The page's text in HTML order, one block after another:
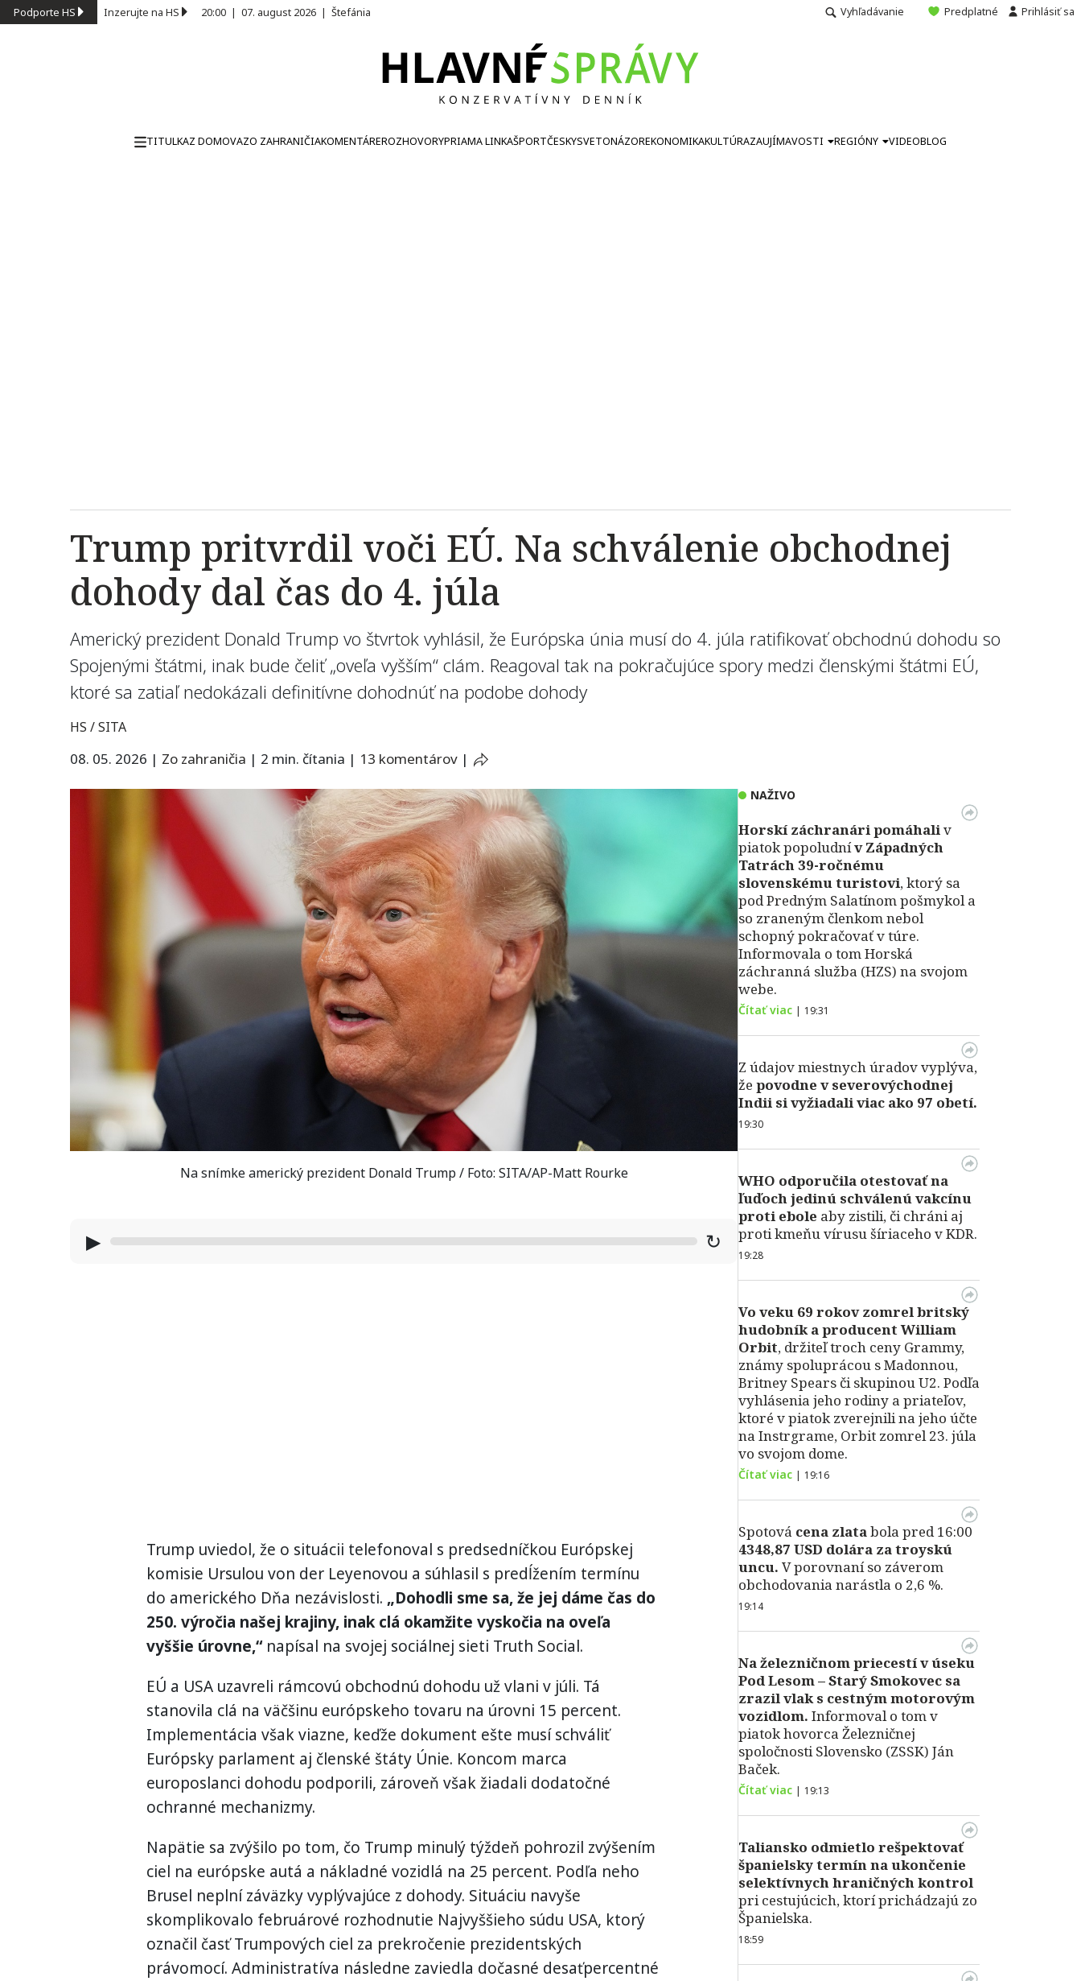
Podporte HS Inzerujte na HS 20:00 | 07. august 2026 | Štefánia Vyhľadávanie Predplatné Prihlásiť sa
TITULKAZ DOMOVAZO ZAHRANIČIAKOMENTÁREROZHOVORYPRIAMA LINKAŠPORTČESKYSVETONÁZOREKONOMIKAKULTÚRAZAUJÍMAVOSTI REGIÓNY VIDEOBLOG
Trump pritvrdil voči EÚ. Na schválenie obchodnej
dohody dal čas do 4. júla
Americký prezident Donald Trump vo štvrtok vyhlásil, že Európska únia musí do 4. júla ratifikovať obchodnú dohodu so
Spojenými štátmi, inak bude čeliť „oveľa vyšším“ clám. Reagoval tak na pokračujúce spory medzi členskými štátmi EÚ,
ktoré sa zatiaľ nedokázali definitívne dohodnúť na podobe dohody
HS / SITA
08. 05. 2026 | Zo zahraničia | 2 min. čítania | 13 komentárov |
Na snímke americký prezident Donald Trump / Foto: SITA/AP-Matt Rourke
▶ ↻
Trump uviedol, že o situácii telefonoval s predsedníčkou Európskej
komisie Ursulou von der Leyenovou a súhlasil s predĺžením termínu
do amerického Dňa nezávislosti. „Dohodli sme sa, že jej dáme čas do
250. výročia našej krajiny, inak clá okamžite vyskočia na oveľa
vyššie úrovne,“napísal na svojej sociálnej sieti Truth Social.
EÚ a USA uzavreli rámcovú obchodnú dohodu už vlani v júli. Tá
stanovila clá na väčšinu európskeho tovaru na úrovni 15 percent.
Implementácia však viazne, keďže dokument ešte musí schváliť
Európsky parlament aj členské štáty Únie. Koncom marca
europoslanci dohodu podporili, zároveň však žiadali dodatočné
ochranné mechanizmy.
Napätie sa zvýšilo po tom, čo Trump minulý týždeň pohrozil zvýšením
ciel na európske autá a nákladné vozidlá na 25 percent. Podľa neho
Brusel neplní záväzky vyplývajúce z dohody. Situáciu navyše
skomplikovalo februárové rozhodnutie Najvyššieho súdu USA, ktorý
označil časť Trumpových ciel za prekročenie prezidentských
právomocí. Administratíva následne zaviedla dočasné desaťpercentné
NAŽIVO
Horskí záchranári pomáhaliv
piatok popoludnív Západných
Tatrách 39-ročnému
slovenskému turistovi, ktorý sa
pod Predným Salatínom pošmykol a
so zraneným členkom nebol
schopný pokračovať v túre.
Informovala o tom Horská
záchranná služba (HZS) na svojom
webe.
Čítať viac | 19:31
Z údajov miestnych úradov vyplýva,
že povodne v severovýchodnej
Indii si vyžiadali viac ako 97 obetí.
19:30
WHO odporučila otestovať na
ľuďoch jedinú schválenú vakcínu
proti ebole aby zistili, či chráni aj
proti kmeňu vírusu šíriaceho v KDR.
19:28
Vo veku 69 rokov zomrel britský
hudobník a producent William
Orbit, držiteľ troch ceny Grammy,
známy spoluprácou s Madonnou,
Britney Spears či skupinou U2. Podľa
vyhlásenia jeho rodiny a priateľov,
ktoré v piatok zverejnili na jeho účte
na Instrgrame, Orbit zomrel 23. júla
vo svojom dome.
Čítať viac | 19:16
Spotová cena zlatabola pred 16:00
4348,87 USD dolára za troyskú
uncu. V porovnaní so záverom
obchodovania narástla o 2,6 %.
19:14
Na železničnom priecestí v úseku
Pod Lesom – Starý Smokovec sa
zrazil vlak s cestným motorovým
vozidlom. Informoval o tom v
piatok hovorca Železničnej
spoločnosti Slovensko (ZSSK) Ján
Baček.
Čítať viac | 19:13
Taliansko odmietlo rešpektovať
španielsky termín na ukončenie
selektívnych hraničných kontrol
pri cestujúcich, ktorí prichádzajú zo
Španielska.
18:59